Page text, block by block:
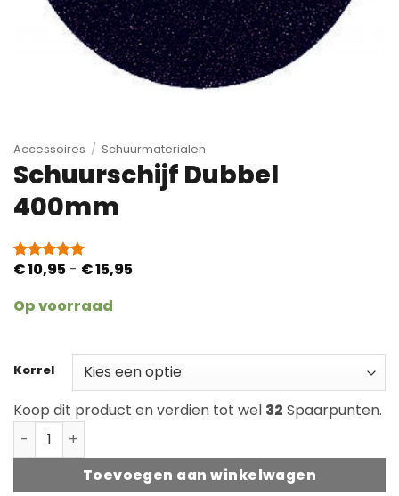
Accessoires / Schuurmaterialen
Schuurschijf Dubbel
400mm
Gewaardeerd
gebaseerd
op
1
€10,95 - €15,95Prijsklasse:
Op voorraad
Korrel
Koop dit product en verdien tot wel 32 Spaarpunten.
Schuurschijf Dubbel 400mm aantal
Toevoegen aan winkelwagen